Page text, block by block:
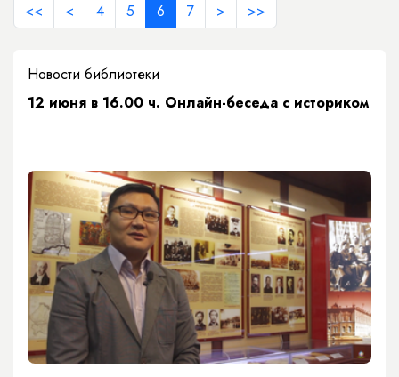
<< < 4 5 6 7 > >>
Новости библиотеки
12 июня в 16.00 ч. Онлайн-беседа с историком